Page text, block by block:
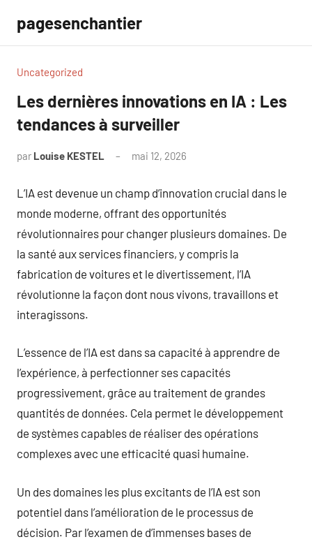
contenu
pagesenchantier
Uncategorized
Les dernières innovations en IA : Les
tendances à surveiller
par Louise KESTEL mai 12, 2026
L’IA est devenue un champ d’innovation crucial dans le
monde moderne, offrant des opportunités
révolutionnaires pour changer plusieurs domaines. De
la santé aux services financiers, y compris la
fabrication de voitures et le divertissement, l’IA
révolutionne la façon dont nous vivons, travaillons et
interagissons.
L’essence de l’IA est dans sa capacité à apprendre de
l’expérience, à perfectionner ses capacités
progressivement, grâce au traitement de grandes
quantités de données. Cela permet le développement
de systèmes capables de réaliser des opérations
complexes avec une efficacité quasi humaine.
Un des domaines les plus excitants de l’IA est son
potentiel dans l’amélioration de le processus de
décision. Par l’examen de d’immenses bases de